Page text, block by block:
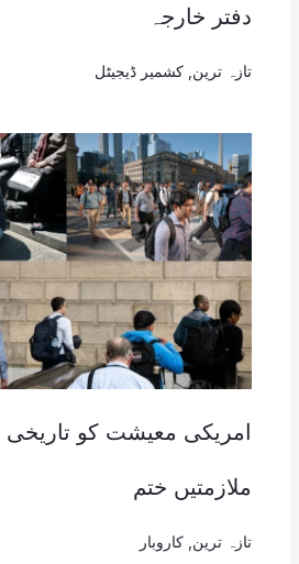
دفتر خارجہ
تازہ ترین کشمیر ڈیجیٹل
ملازمتیں ختم
تازہ ترین کاروبار